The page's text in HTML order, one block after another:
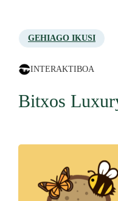
GEHIAGO IKUSI
INTERAKTIBOA
Bitxos